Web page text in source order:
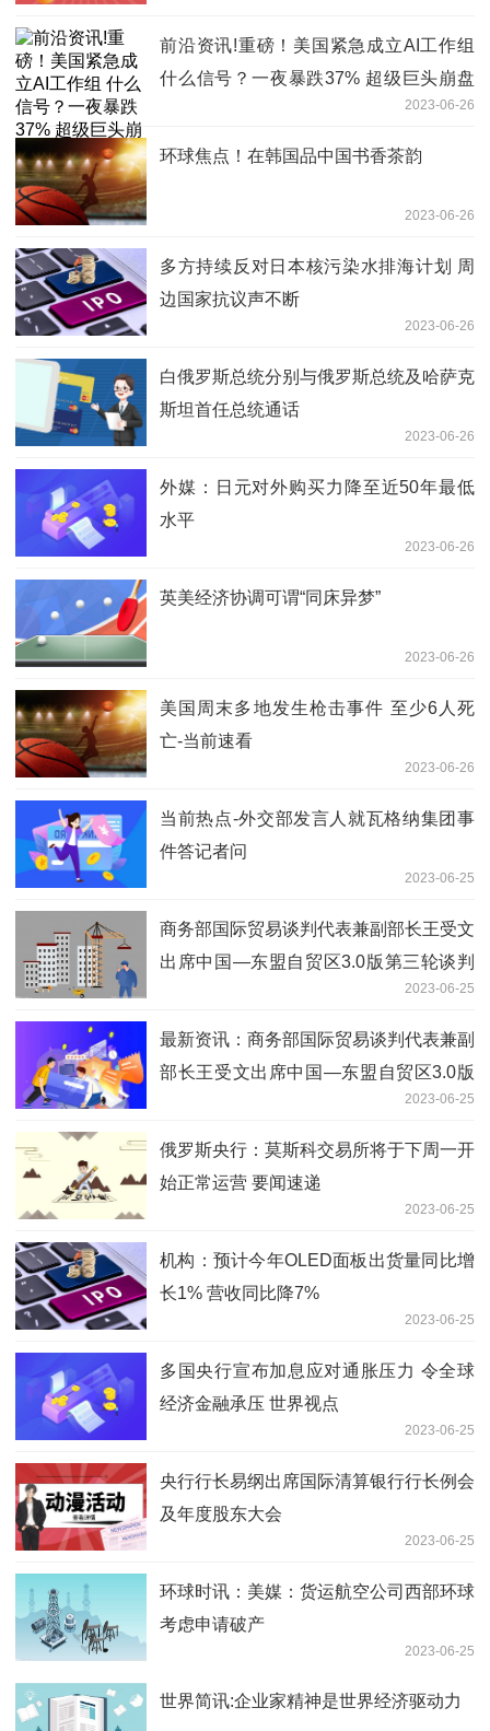
前沿资讯!重磅！美国紧急成立AI工作组
什么信号？一夜暴跌37% 超级巨头崩盘
2023-06-26
环球焦点！在韩国品中国书香茶韵
2023-06-26
多方持续反对日本核污染水排海计划 周
边国家抗议声不断
2023-06-26
白俄罗斯总统分别与俄罗斯总统及哈萨克
斯坦首任总统通话
2023-06-26
外媒：日元对外购买力降至近50年最低
水平
2023-06-26
英美经济协调可谓“同床异梦”
2023-06-26
美国周末多地发生枪击事件 至少6人死
亡-当前速看
2023-06-26
当前热点-外交部发言人就瓦格纳集团事
件答记者问
2023-06-25
商务部国际贸易谈判代表兼副部长王受文
出席中国—东盟自贸区3.0版第三轮谈判
2023-06-25
最新资讯：商务部国际贸易谈判代表兼副
部长王受文出席中国—东盟自贸区3.0版
2023-06-25
俄罗斯央行：莫斯科交易所将于下周一开
始正常运营 要闻速递
2023-06-25
机构：预计今年OLED面板出货量同比增
长1% 营收同比降7%
2023-06-25
多国央行宣布加息应对通胀压力 令全球
经济金融承压 世界视点
2023-06-25
央行行长易纲出席国际清算银行行长例会
及年度股东大会
2023-06-25
环球时讯：美媒：货运航空公司西部环球
考虑申请破产
2023-06-25
世界简讯:企业家精神是世界经济驱动力